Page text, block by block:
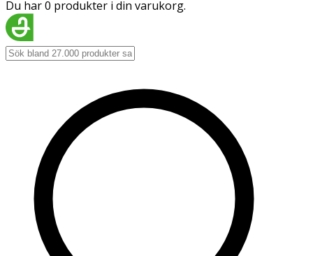
Du har 0 produkter i din varukorg.